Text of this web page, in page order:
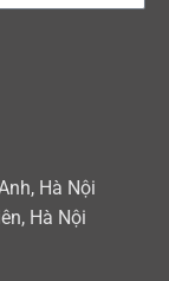
Hà Nội
Hà Nội